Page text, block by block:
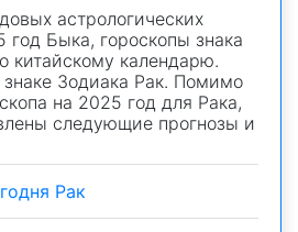
астрологических
год Быка, гороскопы знака
китайскому календарю.
Зодиака Рак. Помимо
на 2025 год для Рака,
следующие прогнозы и
Рак